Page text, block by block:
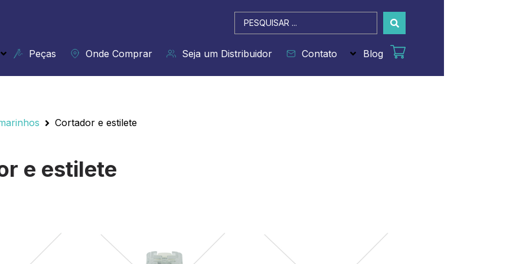
Pesquisar
...
Peças Onde Comprar Seja um Distribuidor Contato Blog
e estilete
Cortador e estilete
e estilete